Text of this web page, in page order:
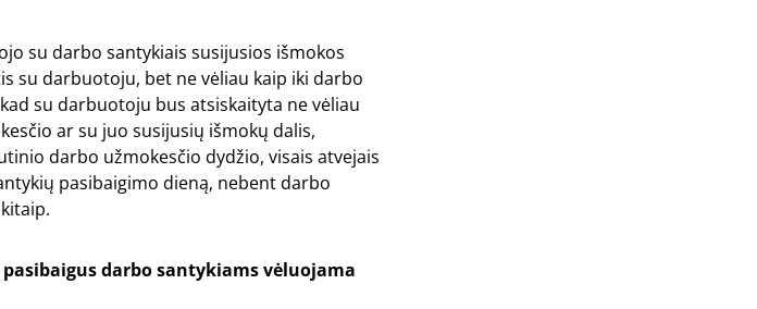
su darbo santykiais susijusios išmokos
su darbuotoju, bet ne vėliau kaip iki darbo
su darbuotoju bus atsiskaityta ne vėliau
ar su juo susijusių išmokų dalis,
darbo užmokesčio dydžio, visais atvejais
pasibaigimo dieną, nebent darbo
darbo santykiams vėluojama